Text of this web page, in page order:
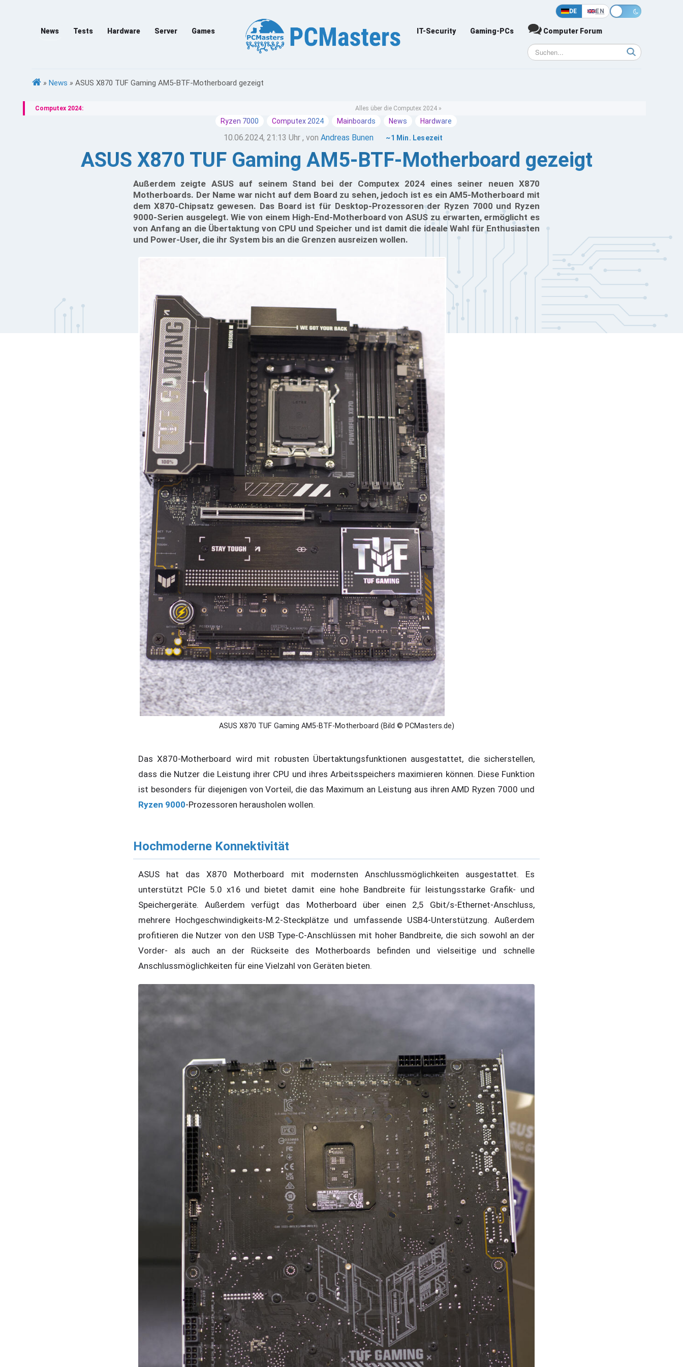
DE EN
News Tests Hardware Server Games IT-Security Gaming-PCs Computer Forum
» News » ASUS X870 TUF Gaming AM5-BTF-Motherboard gezeigt
Computex 2024: Alles über die Computex 2024 »
Ryzen 7000 Computex 2024 Mainboards News Hardware
10.06.2024, 21:13 Uhr , vonAndreas Bunen ~1 Min. Lesezeit
ASUS X870 TUF Gaming AM5-BTF-Motherboard gezeigt
Außerdem zeigte ASUS auf seinem Stand bei der Computex 2024 eines seiner neuen X870
Motherboards. Der Name war nicht auf dem Board zu sehen, jedoch ist es ein AM5-Motherboard mit
dem X870-Chipsatz gewesen. Das Board ist für Desktop-Prozessoren der Ryzen 7000 und Ryzen
9000-Serien ausgelegt. Wie von einem High-End-Motherboard von ASUS zu erwarten, ermöglicht es
von Anfang an die Übertaktung von CPU und Speicher und ist damit die ideale Wahl für Enthusiasten
und Power-User, die ihr System bis an die Grenzen ausreizen wollen.
ASUS X870 TUF Gaming AM5-BTF-Motherboard (Bild © PCMasters.de)
Das X870-Motherboard wird mit robusten Übertaktungsfunktionen ausgestattet, die sicherstellen,
dass die Nutzer die Leistung ihrer CPU und ihres Arbeitsspeichers maximieren können. Diese Funktion
ist besonders für diejenigen von Vorteil, die das Maximum an Leistung aus ihren AMD Ryzen 7000 und
Ryzen 9000-Prozessoren herausholen wollen.
Hochmoderne Konnektivität
ASUS hat das X870 Motherboard mit modernsten Anschlussmöglichkeiten ausgestattet. Es
unterstützt PCIe 5.0 x16 und bietet damit eine hohe Bandbreite für leistungsstarke Grafik- und
Speichergeräte. Außerdem verfügt das Motherboard über einen 2,5 Gbit/s-Ethernet-Anschluss,
mehrere Hochgeschwindigkeits-M.2-Steckplätze und umfassende USB4-Unterstützung. Außerdem
profitieren die Nutzer von den USB Type-C-Anschlüssen mit hoher Bandbreite, die sich sowohl an der
Vorder- als auch an der Rückseite des Motherboards befinden und vielseitige und schnelle
Anschlussmöglichkeiten für eine Vielzahl von Geräten bieten.